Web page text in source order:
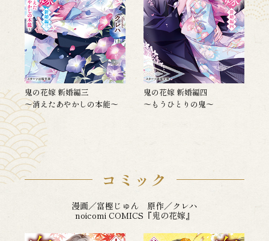
鬼の花嫁 新婚編三
～消えたあやかしの本能～
鬼の花嫁 新婚編四
～もうひとりの鬼～
コミック
漫画／富樫じゅん 原作／クレハ
noicomi COMICS『鬼の花嫁』